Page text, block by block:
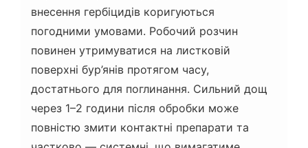
внесення гербіцидів коригуються
погодними умовами. Робочий розчин
повинен утримуватися на листковій
поверхні бур’янів протягом часу,
достатнього для поглинання. Сильний дощ
через 1–2 години після обробки може
повністю змити контактні препарати та